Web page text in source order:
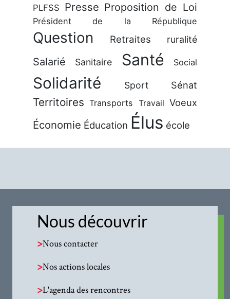
PLFSS Presse Proposition de Loi
Président de la République
Question Retraites ruralité
Salarié Sanitaire Santé Social
Solidarité Sport Sénat
Territoires Transports Travail Voeux
Économie Éducation Élus école
Nous découvrir
>Nous contacter
>Nos actions locales
>L'agenda des rencontres